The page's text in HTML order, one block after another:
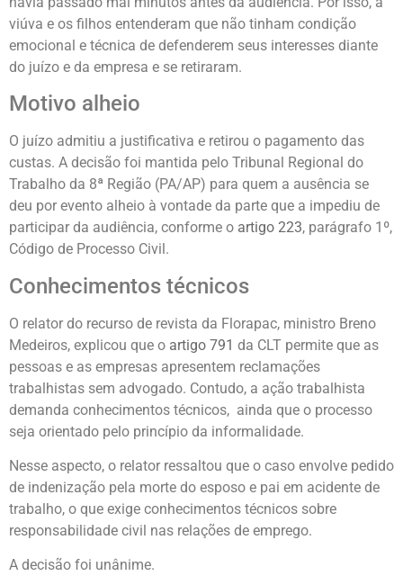
viúva e os filhos entenderam que não tinham condição
emocional e técnica de defenderem seus interesses diante
do juízo e da empresa e se retiraram.
Motivo alheio
O juízo admitiu a justificativa e retirou o pagamento das
custas. A decisão foi mantida pelo Tribunal Regional do
Trabalho da 8ª Região (PA/AP) para quem a ausência se
deu por evento alheio à vontade da parte que a impediu de
participar da audiência, conforme o artigo 223, parágrafo 1º,
Código de Processo Civil.
Conhecimentos técnicos
O relator do recurso de revista da Florapac, ministro Breno
Medeiros, explicou que o artigo 791 da CLT permite que as
pessoas e as empresas apresentem reclamações
trabalhistas sem advogado. Contudo, a ação trabalhista
demanda conhecimentos técnicos, ainda que o processo
seja orientado pelo princípio da informalidade.
Nesse aspecto, o relator ressaltou que o caso envolve pedido
de indenização pela morte do esposo e pai em acidente de
trabalho, o que exige conhecimentos técnicos sobre
responsabilidade civil nas relações de emprego.
A decisão foi unânime.